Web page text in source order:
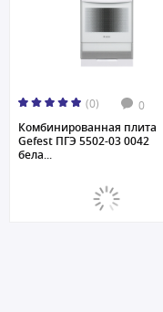
(0) 0
Комбинированная плита
Gefest ПГЭ 5502-03 0042
бела...